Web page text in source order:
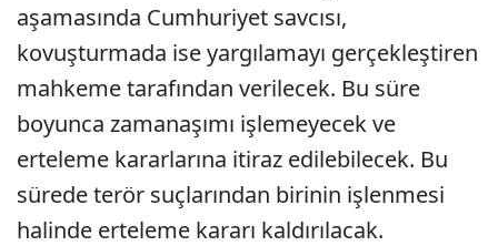
aşamasında Cumhuriyet savcısı,
kovuşturmada ise yargılamayı gerçekleştiren
mahkeme tarafından verilecek. Bu süre
boyunca zamanaşımı işlemeyecek ve
erteleme kararlarına itiraz edilebilecek. Bu
sürede terör suçlarından birinin işlenmesi
halinde erteleme kararı kaldırılacak.